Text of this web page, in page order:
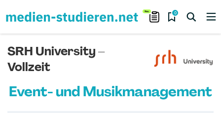
0
SRH University –
Vollzeit
Event- und Musikmanagement